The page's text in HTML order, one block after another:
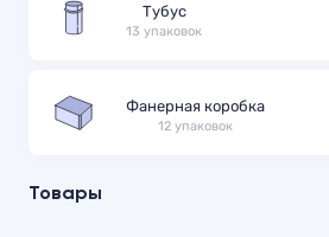
Тубус
13 упаковок
Фанерная коробка
12 упаковок
Товары